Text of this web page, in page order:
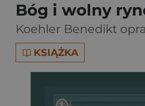
Bóg i wolny
Koehler Benedikt
KSIĄŻKA